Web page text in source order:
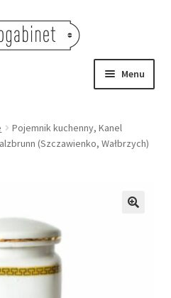
Menu
Pojemnik kuchenny, Kanel
(Szczawienko, Wałbrzych)